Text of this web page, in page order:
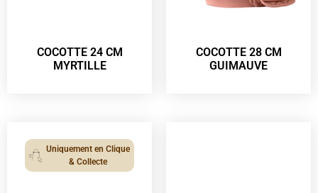
COCOTTE 24 CM
MYRTILLE
COCOTTE 28 CM
GUIMAUVE
Uniquement en Clique
& Collecte